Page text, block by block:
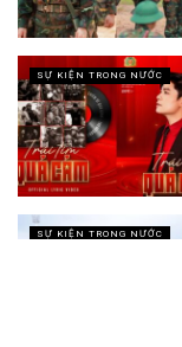
SỰ KIỆN TRONG NƯỚC
SỰ KIỆN TRONG NƯỚC